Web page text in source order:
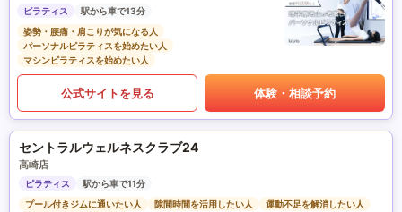
ピラティス
駅から車で13分
姿勢・腰痛・肩こりが気になる人
パーソナルピラティスを始めたい人
マシンピラティスを始めたい人
公式サイトを見る 体験・相談予約
セントラルウェルネスクラブ24
高崎店
ピラティス
駅から車で11分
プール付きジムに通いたい人
隙間時間を活用したい人
運動不足を解消したい人